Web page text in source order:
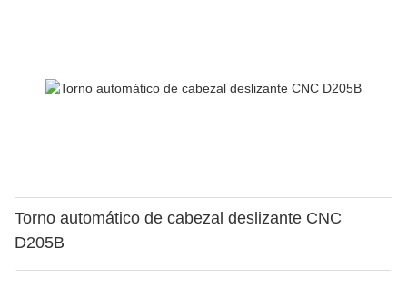
Torno automático de cabezal deslizante CNC
D205B